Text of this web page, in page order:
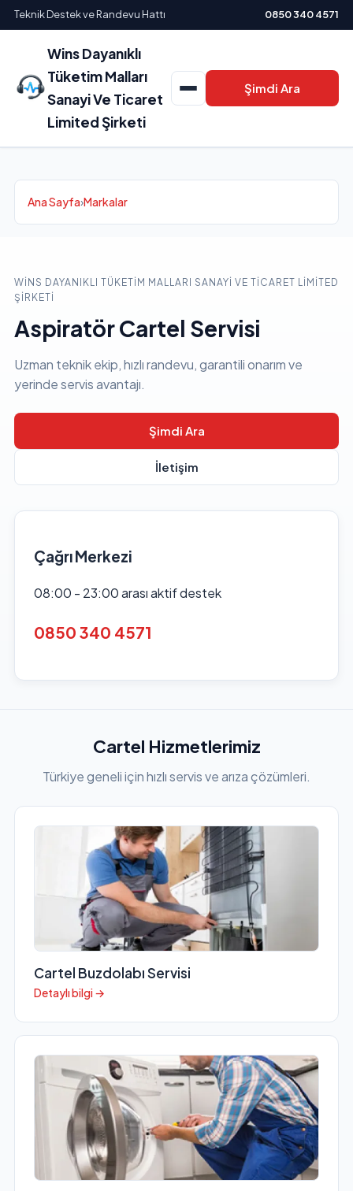
Teknik Destek ve Randevu Hattı 0850 340 4571
Wins Dayanıklı
Tüketim Malları
Sanayi Ve Ticaret
Limited Şirketi
Şimdi Ara
Ana Sayfa›Markalar
WINS DAYANIKLI TÜKETIM MALLARI SANAYI VE TICARET LIMITED
ŞIRKETI
Aspiratör Cartel Servisi
Uzman teknik ekip, hızlı randevu, garantili onarım ve
yerinde servis avantajı.
Şimdi Ara
İletişim
Çağrı Merkezi
08:00 - 23:00 arası aktif destek
0850 340 4571
Cartel Hizmetlerimiz
Türkiye geneli için hızlı servis ve arıza çözümleri.
Cartel Buzdolabı Servisi
Detaylı bilgi →